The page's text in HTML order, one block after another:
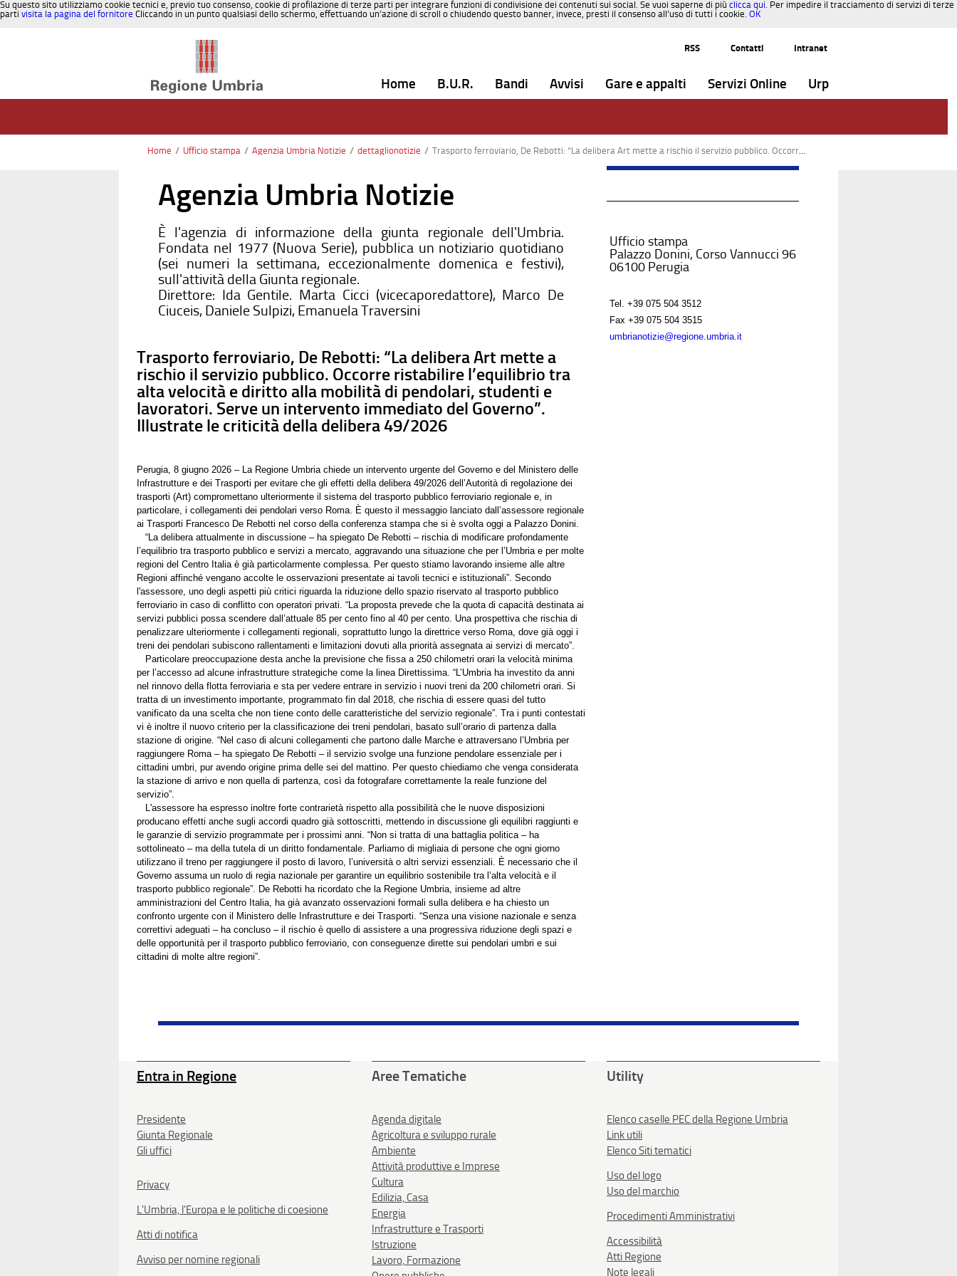
Su questo sito utilizziamo cookie tecnici e, previo tuo consenso, cookie di profilazione di terze parti per integrare funzioni di condivisione dei contenuti sui social. Se vuoi saperne di più clicca qui. Per impedire il tracciamento di servizi di terze
parti visita la pagina del fornitore Cliccando in un punto qualsiasi dello schermo, effettuando un’azione di scroll o chiudendo questo banner, invece, presti il consenso all’uso di tutti i cookie. OK
RSS
Contatti Intranet
Home B.U.R. Bandi Avvisi Gare e appalti Servizi Online Urp
Home / Ufficio stampa / Agenzia Umbria Notizie / dettaglionotizie / Trasporto ferroviario, De Rebotti: “La delibera Art mette a rischio il servizio pubblico. Occorre ristabilire l’equilibrio tra alta velocità e diritto alla mobilità di pendolari, studenti e lavoratori. Serve un intervento immediato del Governo”. Illustrate le criticità della delibera 49/2026
Agenzia Umbria Notizie
È l'agenzia di informazione della giunta regionale dell'Umbria.
Fondata nel 1977 (Nuova Serie), pubblica un notiziario quotidiano
(sei numeri la settimana, eccezionalmente domenica e festivi),
sull'attività della Giunta regionale.
Direttore: Ida Gentile. Marta Cicci (vicecaporedattore), Marco De
Ciuceis, Daniele Sulpizi, Emanuela Traversini
Trasporto ferroviario, De Rebotti: “La delibera Art mette a
rischio il servizio pubblico. Occorre ristabilire l’equilibrio tra
alta velocità e diritto alla mobilità di pendolari, studenti e
lavoratori. Serve un intervento immediato del Governo”.
Illustrate le criticità della delibera 49/2026
Perugia, 8 giugno 2026 – La Regione Umbria chiede un intervento urgente del Governo e del Ministero delle
Infrastrutture e dei Trasporti per evitare che gli effetti della delibera 49/2026 dell’Autorità di regolazione dei
trasporti (Art) compromettano ulteriormente il sistema del trasporto pubblico ferroviario regionale e, in
particolare, i collegamenti dei pendolari verso Roma. È questo il messaggio lanciato dall’assessore regionale
ai Trasporti Francesco De Rebotti nel corso della conferenza stampa che si è svolta oggi a Palazzo Donini.
“La delibera attualmente in discussione – ha spiegato De Rebotti – rischia di modificare profondamente
l’equilibrio tra trasporto pubblico e servizi a mercato, aggravando una situazione che per l’Umbria e per molte
regioni del Centro Italia è già particolarmente complessa. Per questo stiamo lavorando insieme alle altre
Regioni affinché vengano accolte le osservazioni presentate ai tavoli tecnici e istituzionali”. Secondo
l'assessore, uno degli aspetti più critici riguarda la riduzione dello spazio riservato al trasporto pubblico
ferroviario in caso di conflitto con operatori privati. “La proposta prevede che la quota di capacità destinata ai
servizi pubblici possa scendere dall’attuale 85 per cento fino al 40 per cento. Una prospettiva che rischia di
penalizzare ulteriormente i collegamenti regionali, soprattutto lungo la direttrice verso Roma, dove già oggi i
treni dei pendolari subiscono rallentamenti e limitazioni dovuti alla priorità assegnata ai servizi di mercato”.
Particolare preoccupazione desta anche la previsione che fissa a 250 chilometri orari la velocità minima
per l’accesso ad alcune infrastrutture strategiche come la linea Direttissima. “L’Umbria ha investito da anni
nel rinnovo della flotta ferroviaria e sta per vedere entrare in servizio i nuovi treni da 200 chilometri orari. Si
tratta di un investimento importante, programmato fin dal 2018, che rischia di essere quasi del tutto
vanificato da una scelta che non tiene conto delle caratteristiche del servizio regionale”. Tra i punti contestati
vi è inoltre il nuovo criterio per la classificazione dei treni pendolari, basato sull’orario di partenza dalla
stazione di origine. “Nel caso di alcuni collegamenti che partono dalle Marche e attraversano l’Umbria per
raggiungere Roma – ha spiegato De Rebotti – il servizio svolge una funzione pendolare essenziale per i
cittadini umbri, pur avendo origine prima delle sei del mattino. Per questo chiediamo che venga considerata
la stazione di arrivo e non quella di partenza, così da fotografare correttamente la reale funzione del
servizio”.
L'assessore ha espresso inoltre forte contrarietà rispetto alla possibilità che le nuove disposizioni
producano effetti anche sugli accordi quadro già sottoscritti, mettendo in discussione gli equilibri raggiunti e
le garanzie di servizio programmate per i prossimi anni. “Non si tratta di una battaglia politica – ha
sottolineato – ma della tutela di un diritto fondamentale. Parliamo di migliaia di persone che ogni giorno
utilizzano il treno per raggiungere il posto di lavoro, l’università o altri servizi essenziali. È necessario che il
Governo assuma un ruolo di regia nazionale per garantire un equilibrio sostenibile tra l’alta velocità e il
trasporto pubblico regionale”. De Rebotti ha ricordato che la Regione Umbria, insieme ad altre
amministrazioni del Centro Italia, ha già avanzato osservazioni formali sulla delibera e ha chiesto un
confronto urgente con il Ministero delle Infrastrutture e dei Trasporti. “Senza una visione nazionale e senza
correttivi adeguati – ha concluso – il rischio è quello di assistere a una progressiva riduzione degli spazi e
delle opportunità per il trasporto pubblico ferroviario, con conseguenze dirette sui pendolari umbri e sui
cittadini di molte altre regioni”.
Ufficio stampa
Palazzo Donini, Corso Vannucci 96
06100 Perugia
Tel. +39 075 504 3512
Fax +39 075 504 3515
umbrianotizie@regione.umbria.it
Entra in Regione
Presidente
Giunta Regionale
Gli uffici
Privacy
L'Umbria, l'Europa e le politiche di coesione
Atti di notifica
Avviso per nomine regionali
Aree Tematiche
Agenda digitale
Agricoltura e sviluppo rurale
Ambiente
Attività produttive e Imprese
Cultura
Edilizia, Casa
Energia
Infrastrutture e Trasporti
Istruzione
Lavoro, Formazione
Utility
Elenco caselle PEC della Regione Umbria
Link utili
Elenco Siti tematici
Uso del logo
Uso del marchio
Procedimenti Amministrativi
Accessibilità
Atti Regione
Note legali